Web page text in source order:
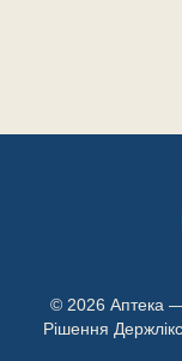
© 2026 Аптека —
Рішення